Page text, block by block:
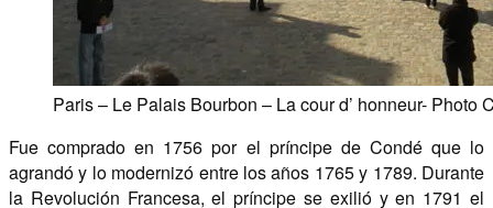
Paris – Le Palais Bourbon – La cour d’ honneur- Photo
Fue comprado en 1756 por el príncipe de Condé que lo
agrandó y lo modernizó entre los años 1765 y 1789. Durante
la Revolución Francesa, el príncipe se exilió y en 1791 el